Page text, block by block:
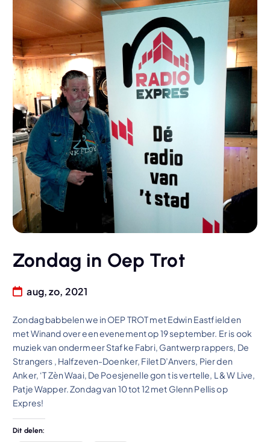
Zondag in Oep Trot
aug, zo, 2021
Zondag babbelen we in OEP TROT met Edwin Eastfield en
met Winand over een evenement op 19 september. Er is ook
muziek van ondermeer Stafke Fabri, Gantwerp rappers, De
Strangers , Halfzeven-Doenker, Filet D’Anvers, Pier den
Anker, ‘T Zèn Waai, De Poesjenelle gon t is vertelle, L & W Live,
Patje Wapper. Zondag van 10 tot 12 met Glenn Pellis op
Expres!
Dit delen: